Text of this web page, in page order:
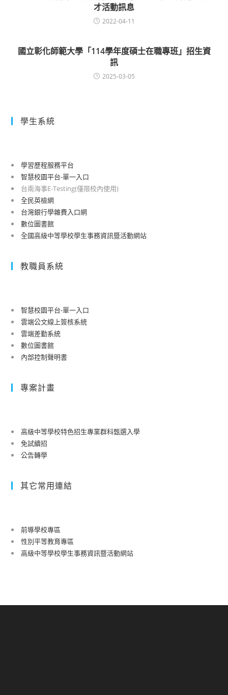
才活動訊息
2022-04-11
國立彰化師範大學「114學年度碩士在職專班」招生資
訊
2025-03-05
學生系統
學習歷程服務平台
智慧校園平台-單一入口
台南海事E-Testing(僅限校內使用)
全民英檢網
台灣銀行學雜費入口網
數位圖書館
全國高級中等學校學生事務資訊暨活動網站
教職員系統
智慧校園平台-單一入口
雲端公文線上簽核系統
雲端差勤系統
數位圖書館
內部控制聲明書
專案計畫
高級中等學校特色招生專業群科甄選入學
免試續招
公告轉學
其它常用連結
前導學校專區
性別平等教育專區
高級中等學校學生事務資訊暨活動網站